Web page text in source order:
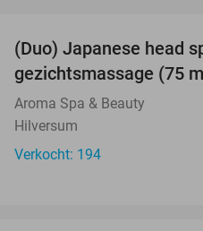
(Duo) Japanese head
gezichtsmassage (75
Aroma Spa & Beauty
Hilversum
Verkocht: 194